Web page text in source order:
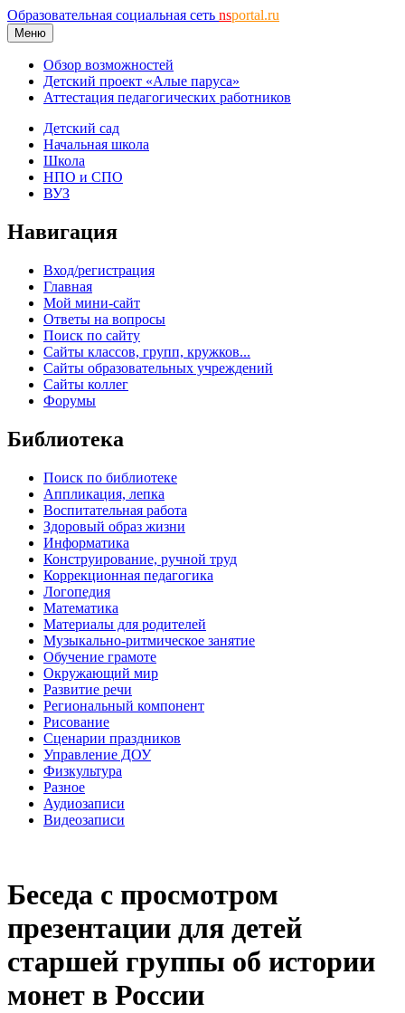
Образовательная социальная сеть nsportal.ru
Меню
Обзор возможностей
Детский проект «Алые паруса»
Аттестация педагогических работников
Детский сад
Начальная школа
Школа
НПО и СПО
ВУЗ
Навигация
Вход/регистрация
Главная
Мой мини-сайт
Ответы на вопросы
Поиск по сайту
Сайты классов, групп, кружков...
Сайты образовательных учреждений
Сайты коллег
Форумы
Библиотека
Поиск по библиотеке
Аппликация, лепка
Воспитательная работа
Здоровый образ жизни
Информатика
Конструирование, ручной труд
Коррекционная педагогика
Логопедия
Математика
Материалы для родителей
Музыкально-ритмическое занятие
Обучение грамоте
Окружающий мир
Развитие речи
Региональный компонент
Рисование
Сценарии праздников
Управление ДОУ
Физкультура
Разное
Аудиозаписи
Видеозаписи
Беседа с просмотром
презентации для детей
старшей группы об истории
монет в России